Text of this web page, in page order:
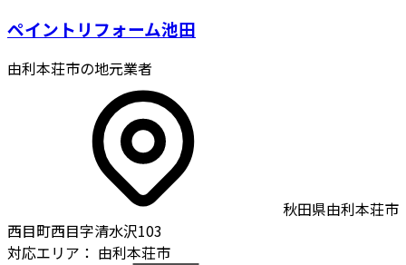
ペイントリフォーム池田
由利本荘市の地元業者
秋田県由利本荘市
西目町西目字清水沢103
対応エリア： 由利本荘市